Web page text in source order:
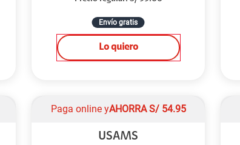
Envío gratis
Lo quiero
Paga online yAHORRA S/ 54.95
USAMS